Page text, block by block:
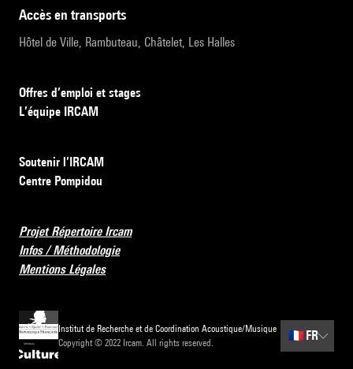
accès en transports
Hôtel de Ville, Rambuteau, Châtelet, Les Halles
Offres d’emploi et stages
L’équipe IRCAM
Soutenir l’IRCAM
Centre Pompidou
Projet Répertoire Ircam
Infos / Méthodologie
Mentions Légales
Institut de Recherche et de Coordination Acoustique/Musique
Copyright © 2022 Ircam. All rights reserved.
🇫🇷 FR